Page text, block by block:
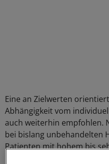
Eine an Zielwerten
Abhängigkeit vom
auch weiterhin empfohlen.
bei bislang unbehandelten
Patienten mit hohem bis